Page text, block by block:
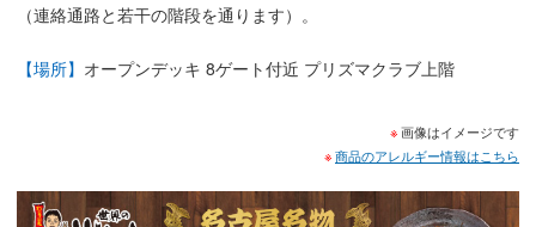
（連絡通路と若干の階段を通ります）。
【場所】 オープンデッキ 8ゲート付近 プリズマクラブ上階
画像はイメージです
商品のアレルギー情報はこちら